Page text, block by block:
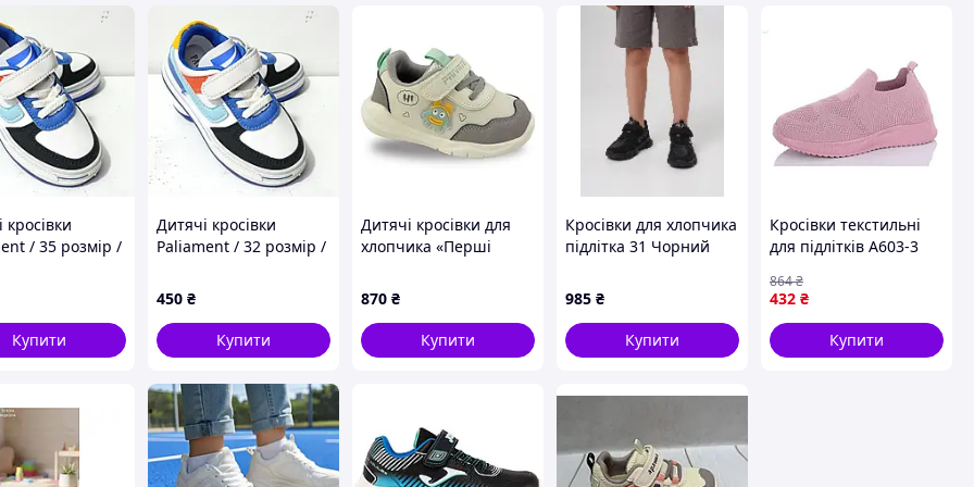
кросівки
/ 35 розмір /
білі
дитячі для
Купити
Дитячі кросівки
Paliament / 32 розмір /
демісезонні білі
кросівки дитячі для
хлопчика
450 ₴
Купити
Дитячі кросівки для
хлопчика «Перші
розміри 18, 19, 20, 21,
22, 23
870 ₴
Купити
Кросівки для хлопчика
підлітка 31 Чорний
985 ₴
Купити
Кросівки текстильні
для підлітків A603-3
підошвою для
повсякденного
носіння
432 ₴
864₴
Купити